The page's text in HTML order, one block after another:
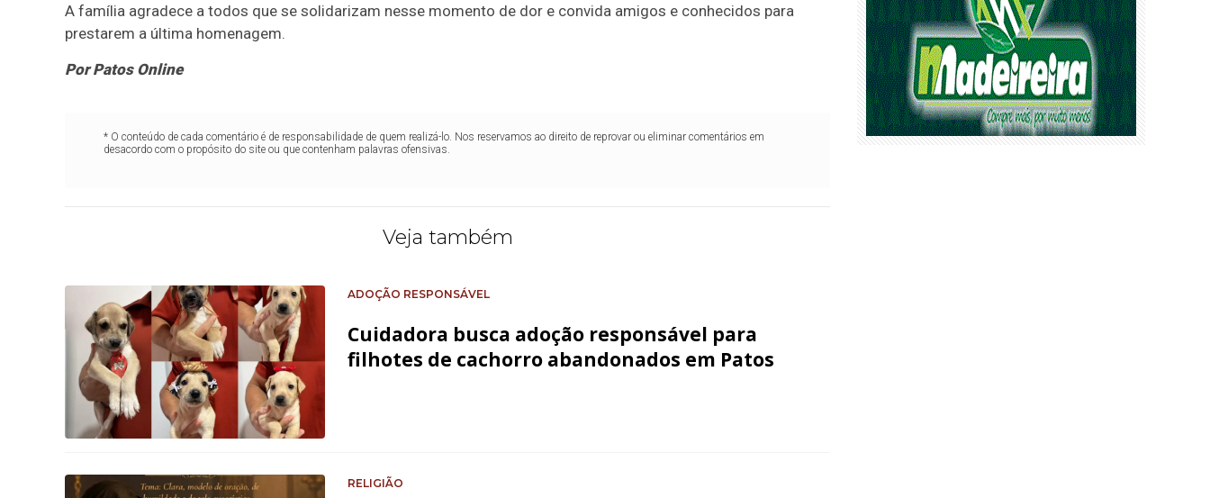
A família agradece a todos que se solidarizam nesse momento de dor e convida amigos e conhecidos para
prestarem a última homenagem.
Por Patos Online
* O conteúdo de cada comentário é de responsabilidade de quem realizá-lo. Nos reservamos ao direito de reprovar ou eliminar comentários em
desacordo com o propósito do site ou que contenham palavras ofensivas.
Veja também
ADOÇÃO RESPONSÁVEL
Cuidadora busca adoção responsável para
filhotes de cachorro abandonados em Patos
RELIGIÃO